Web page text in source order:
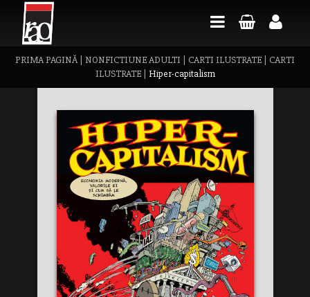
PRIMA PAGINĂ| NONFICTIUNE ADULTI CARTI ILUSTRATE
CARTI
ILUSTRATE| Hiper-capitalism